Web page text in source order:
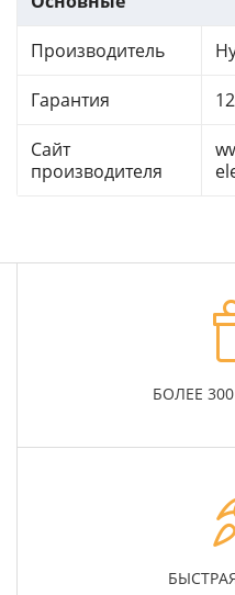
Производитель
Гарантия
Сайт
производителя
БОЛЕЕ